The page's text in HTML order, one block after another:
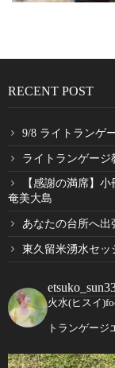
RECENT POST
9/8 ライトランゲ
ライトランゲー
【感謝の満席】
奄美大島
あなたの台所へ出
東久留米湧水セッ
火水(ヒスイ
トランゲージ